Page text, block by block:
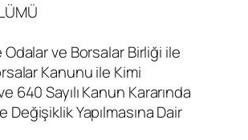
ve Borsalar Birliği ile
Kanunu ile Kimi
640 Sayılı Kanun Kararında
Değişiklik Yapılmasına Dair